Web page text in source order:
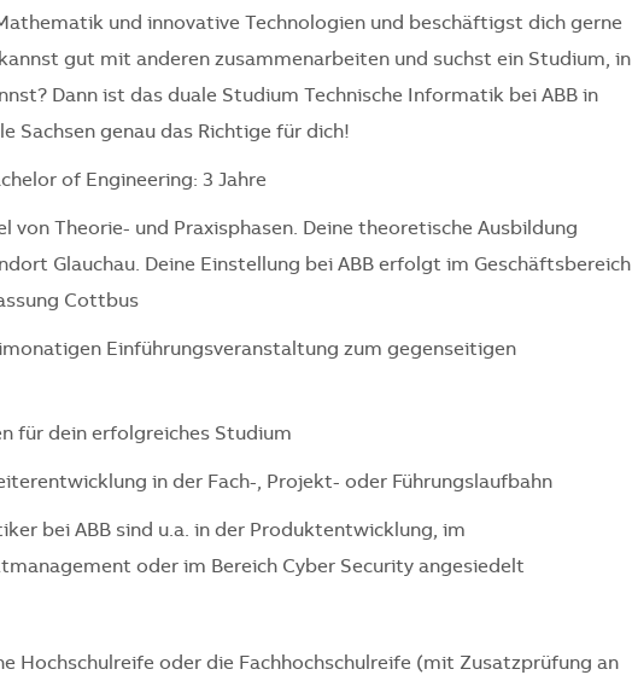
und innovative Technologien und beschäftigst dich gerne
gut mit anderen zusammenarbeiten und suchst ein Studium, in
Dann ist das duale Studium Technische Informatik bei ABB in
Sachsen genau das Richtige für dich!
of Engineering: 3 Jahre
von Theorie- und Praxisphasen. Deine theoretische Ausbildung
Glauchau. Deine Einstellung bei ABB erfolgt im Geschäftsbereich
Cottbus
Einführungsveranstaltung zum gegenseitigen
für dein erfolgreiches Studium
in der Fach-, Projekt- oder Führungslaufbahn
bei ABB sind u.a. in der Produktentwicklung, im
oder im Bereich Cyber Security angesiedelt
Hochschulreife oder die Fachhochschulreife (mit Zusatzprüfung an